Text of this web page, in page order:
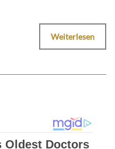
Weiterlesen